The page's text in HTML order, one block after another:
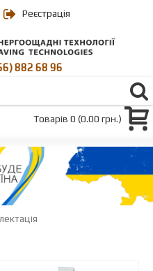
Реєстрація
882 68 96
Товарів 0 (0.00 грн.)